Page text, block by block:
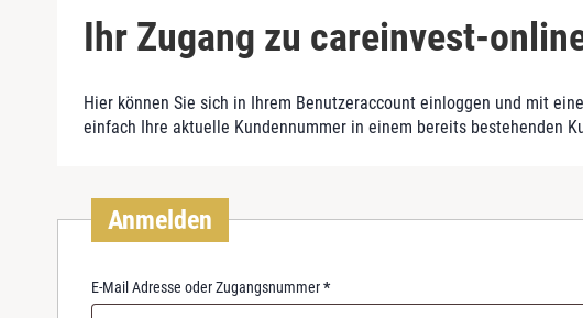
Ihr Zugang zu careinvest-
Hier können Sie sich in Ihrem Benutzeraccount einloggen und mit
einfach Ihre aktuelle Kundennummer in einem bereits bestehenden
Anmelden
E-Mail Adresse oder Zugangsnummer*R
e